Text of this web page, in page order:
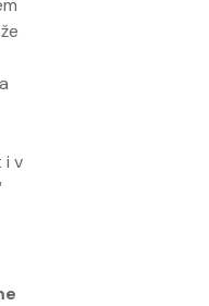
i v